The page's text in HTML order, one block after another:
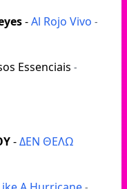
-Al Rojo Vivo -
Essenciais -
-ΔΕΝ ΘΕΛΩ